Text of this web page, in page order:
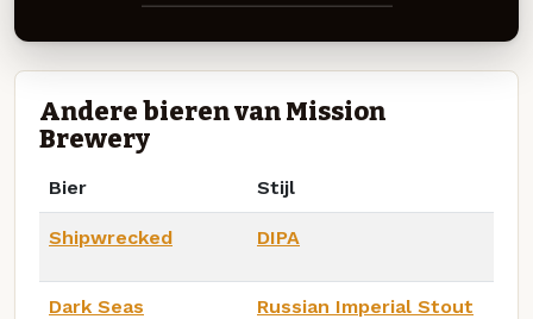
Andere bieren van Mission
Brewery
Bier Stijl
Shipwrecked DIPA
Dark Seas Russian Imperial Stout